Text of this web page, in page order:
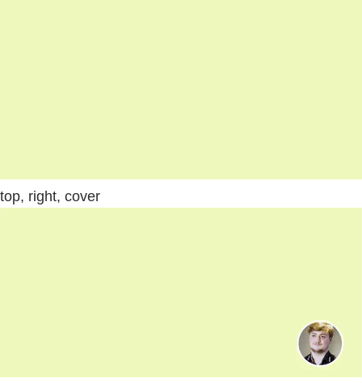
top, right, cover